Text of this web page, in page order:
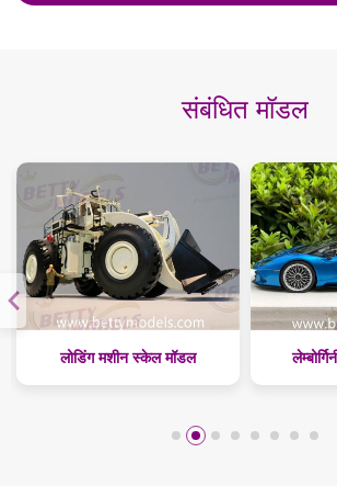
संबंधित मॉडल
लोडिंग मशीन स्केल मॉडल